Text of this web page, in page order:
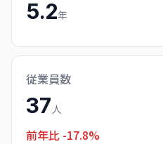
5.2年
従業員数
37人
前年比 -17.8%